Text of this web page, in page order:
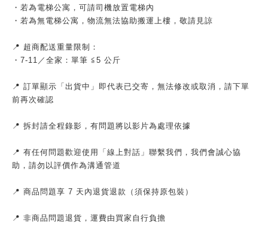
・若為電梯公寓，可請司機放置電梯內
・若為無電梯公寓，物流無法協助搬運上樓，敬請見諒
📍 超商配送重量限制：
・7-11／全家：單筆 ≦5 公斤
📍 訂單顯示「出貨中」即代表已交寄，無法修改或取消，請下單
前再次確認
📍 拆封請全程錄影，有問題將以影片為處理依據
📍 有任何問題歡迎使用「線上對話」聯繫我們，我們會誠心協
助，請勿以評價作為溝通管道
📍 商品問題享 7 天內退貨退款（須保持原包裝）
📍 非商品問題退貨，運費由買家自行負擔